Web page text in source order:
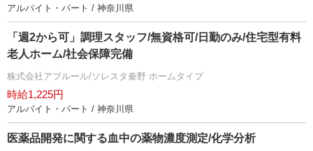
アルバイト・パート / 神奈川県
「週2から可」調理スタッフ/無資格可/日勤のみ/住宅型有料
老人ホーム/社会保障完備
株式会社アプルール/ソレスタ秦野 ホームタイプ
時給1,225円
アルバイト・パート / 神奈川県
医薬品開発に関する血中の薬物濃度測定/化学分析